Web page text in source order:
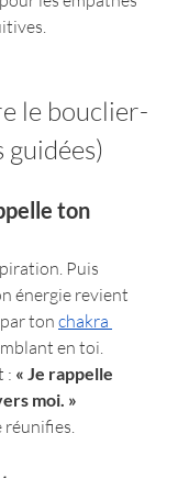
le bouclier-
ton
Puis
énergie revient
ton chakra
en toi.
: « Je rappelle
moi. »